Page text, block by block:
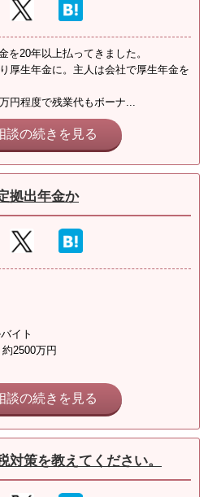
を20年以上払ってきました。
厚生年金に。主人は会社で厚生年金を
円程度で残業代もボーナ...
談の続きを見る
拠出年金か
イト
2500万円
談の続きを見る
対策を教えてください。